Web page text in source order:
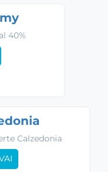
40%
Calzedonia